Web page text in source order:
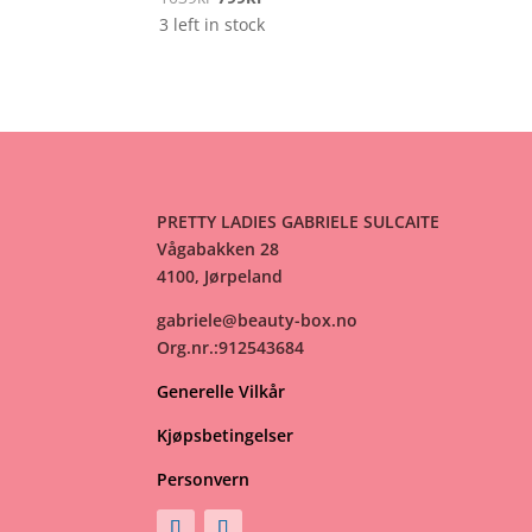
pris
pris
3 left in stock
PRETTY LADIES GABRIELE SULCAITE
Vågabakken 28
4100, Jørpeland
gabriele@beauty-box.no
Org.nr.:912543684
Generelle Vilkår
Kjøpsbetingelser
Personvern